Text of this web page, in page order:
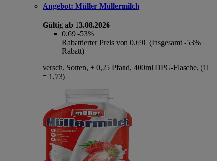
Angebot: Müller Müllermilch
Gültig ab 13.08.2026
0.69 -53%
Rabattierter Preis von 0.69€ (Insgesamt -53%
Rabatt)
versch. Sorten, + 0,25 Pfand, 400ml DPG-Flasche, (1l
= 1,73)